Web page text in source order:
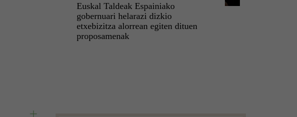
Euskal Taldeak Espainiako
gobernuari helarazi dizkio
etxebizitza alorrean egiten dituen
proposamenak